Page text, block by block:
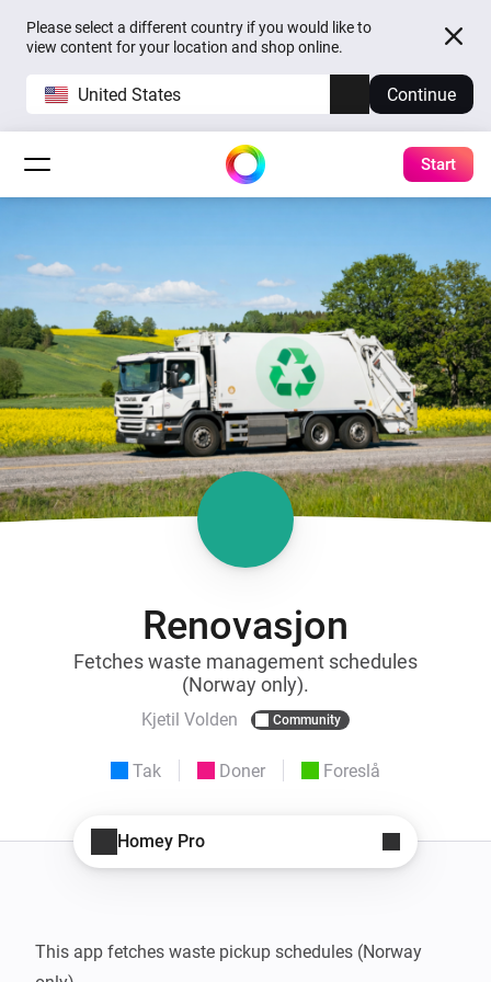
Please select a different country if you would like to
view content for your location and shop online.
United States Continue
Start
Renovasjon
Fetches waste management schedules
(Norway only).
Kjetil Volden Community
Tak Doner Foreslå
Homey Pro
This app fetches waste pickup schedules (Norway